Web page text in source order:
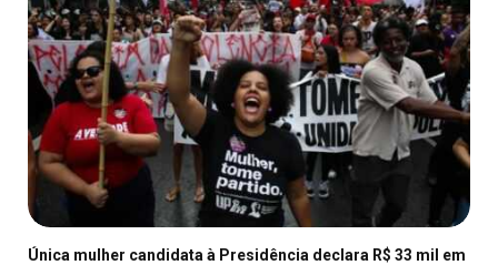
Única mulher candidata à Presidência declara R$ 33 mil em